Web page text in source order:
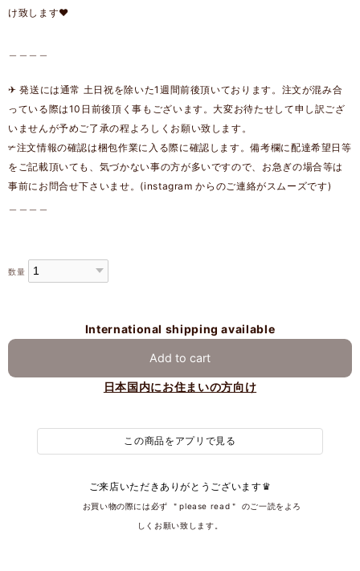
け致します❤︎
✈︎ 発送には通常 土日祝を除いた1週間前後頂いております。注文が混み合
っている際は10日前後頂く事もございます。大変お待たせして申し訳ござ
いませんが予めご了承の程よろしくお願い致します。
✃注文情報の確認は梱包作業に入る際に確認します。備考欄に配達希望日等
をご記載頂いても、気づかない事の方が多いですので、お急ぎの場合等は
事前にお問合せ下さいませ。(instagram からのご連絡がスムーズです)
数量
International shipping available
Add to cart
日本国内にお住まいの方向け
この商品をアプリで見る
ご来店いただきありがとうございます♛
͏͏ ͏ ͏ ͏ ͏ ͏ ͏ ͏͏ ͏お買い物の際には必ず ＂please read＂͏ ͏のご一読をよろ
しくお願い致します。